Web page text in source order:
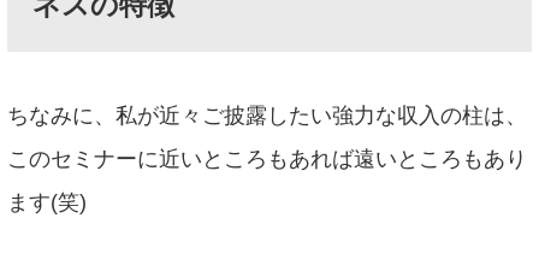
ちなみに、私が近々ご披露したい強力な収入の柱は、
このセミナーに近いところもあれば遠いところもあり
ます(笑)